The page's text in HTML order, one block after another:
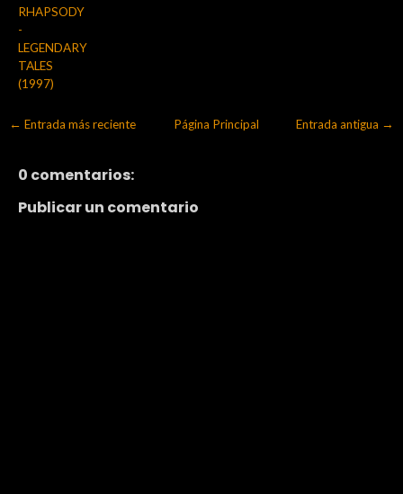
RHAPSODY
-
LEGENDARY
TALES
(1997)
← Entrada más reciente Entrada antigua →
Página Principal
0 comentarios:
Publicar un comentario